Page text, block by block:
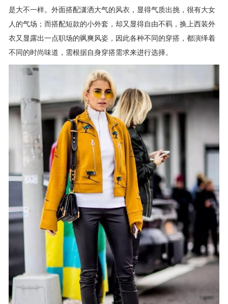
是大不一样。外面搭配潇洒大气的风衣，显得气质出挑，很有大女
人的气场；而搭配短款的小外套，却又显得自由不羁，换上西装外
衣又显露出一点职场的飒爽风姿，因此各种不同的穿搭，都演绎着
不同的时尚味道，需根据自身穿搭需求来进行选择。